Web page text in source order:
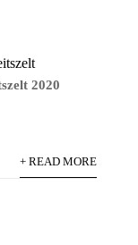
2020
+ READ MORE